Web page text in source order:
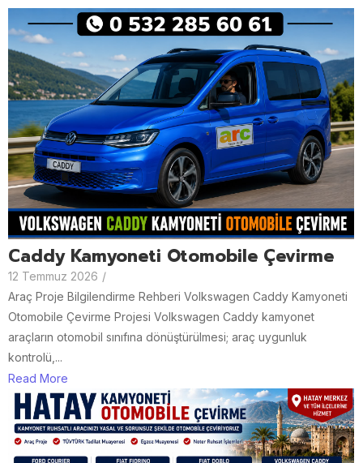
Caddy Kamyoneti Otomobile Çevirme
12 Temmuz 2026 /
Araç Proje Bilgilendirme Rehberi Volkswagen Caddy Kamyoneti
Otomobile Çevirme Projesi Volkswagen Caddy kamyonet
araçların otomobil sınıfına dönüştürülmesi; araç uygunluk
kontrolü,...
Read More